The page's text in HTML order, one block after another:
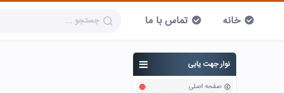
خانه تماس با ما
نوار جهت یابی
صفحه اصلی